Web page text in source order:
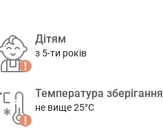
Дітям
з 5-ти років
Температура зберігання
не вище 25°C